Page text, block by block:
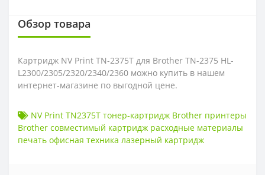
Обзор товара
Картридж NV Print TN-2375T для Brother TN-2375 HL-
L2300/2305/2320/2340/2360 можно купить в нашем
интернет-магазине по выгодной цене.
NV Print TN2375T тонер-картридж Brother принтеры
Brother совместимый картридж расходные материалы
печать офисная техника лазерный картридж